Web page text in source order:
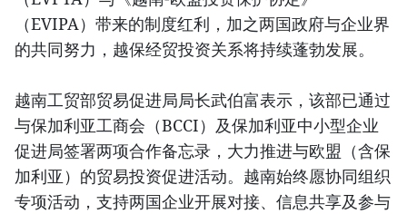
（EVIPA）带来的制度红利，加之两国政府与企业界
的共同努力，越保经贸投资关系将持续蓬勃发展。
越南工贸部贸易促进局局长武伯富表示，该部已通过
与保加利亚工商会（BCCI）及保加利亚中小型企业
促进局签署两项合作备忘录，大力推进与欧盟（含保
加利亚）的贸易投资促进活动。越南始终愿协同组织
专项活动，支持两国企业开展对接、信息共享及参与